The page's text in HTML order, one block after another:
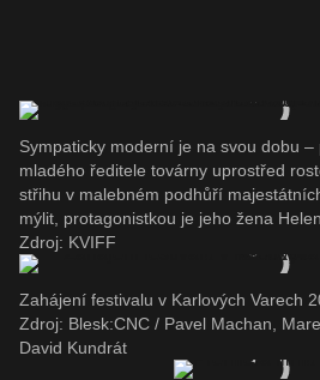
Sympaticky moderní je na svou dobu
mladého ředitele továrny uprostřed
střihu v malebném podhůří
mýlit, protagonistkou je jeho žena
Zdroj: KVIFF
Zahájení festivalu v Karlových Varech
Zdroj: Blesk:CNC / Pavel Machan,
David Kundrát